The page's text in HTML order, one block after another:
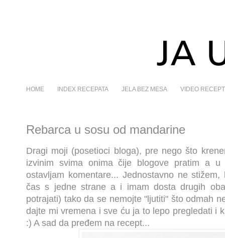
HOME INDEX RECEPATA JELA BEZ MESA VIDEO
Rebarca u sosu od mandarine
Dragi moji (posetioci bloga), pre nego što
izvinim svima onima čije blogove pratim a
ostavljam komentare... Jednostavno ne
čas s jedne strane a i imam dosta drugih
potrajati) tako da se nemojte "ljutiti" što odmah
dajte mi vremena i sve ću ja to lepo pregledati i
:) A sad da pređem na recept...